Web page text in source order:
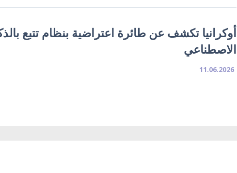
أوكرانيا تكشف عن طائرة اعتراضية بنظام تتبع
الاصطناعي
11.06.2026